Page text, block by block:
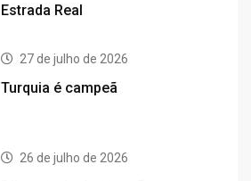
Estrada Real
27 de julho de 2026
Turquia é campeã
26 de julho de 2026